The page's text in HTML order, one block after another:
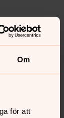
Om
för att
som
eller diakon
det